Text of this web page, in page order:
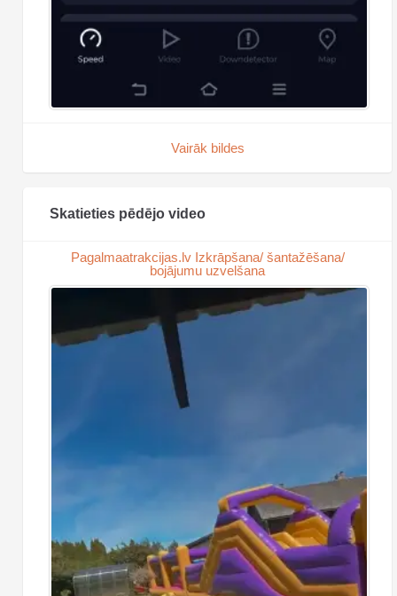
Vairāk bildes
Skatieties pēdējo video
Pagalmaatrakcijas.lv Izkrāpšana/ šantažēšana/
bojājumu uzvelšana